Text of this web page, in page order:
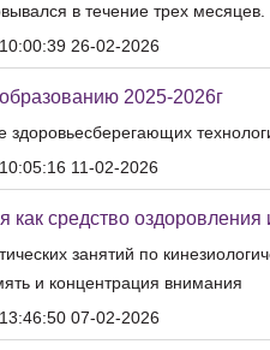
в течение трех
26-02-2026
2025-2026г
здоровьесберегающих
11-02-2026
как средство
занятий по
и концентрация внимания
07-02-2026